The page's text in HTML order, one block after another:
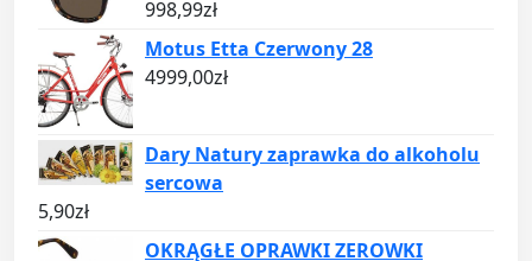
998,99zł
Motus Etta Czerwony 28
4999,00zł
Dary Natury zaprawka do alkoholu
sercowa
5,90zł
OKRĄGŁE OPRAWKI ZEROWKI